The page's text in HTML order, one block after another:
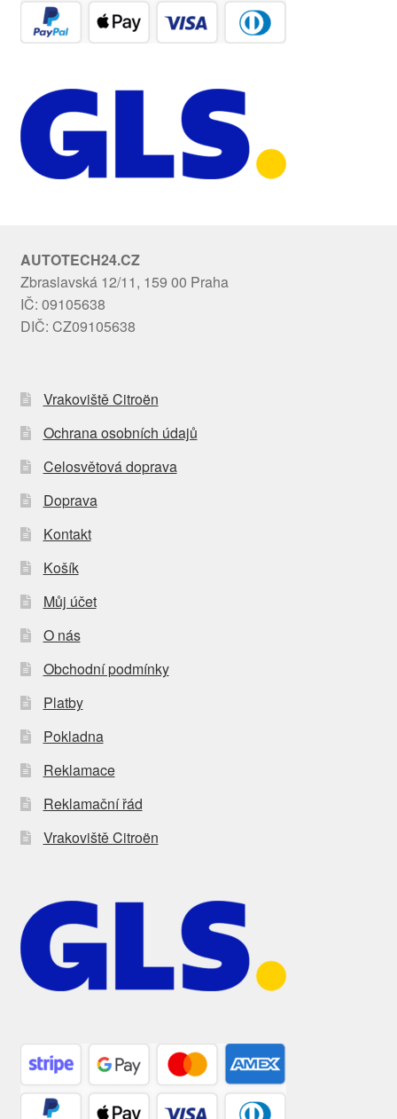
AUTOTECH24.CZ
Zbraslavská 12/11, 159 00 Praha
IČ: 09105638
DIČ: CZ09105638
Vrakoviště Citroën
Ochrana osobních údajů
Celosvětová doprava
Doprava
Kontakt
Košík
Můj účet
O nás
Obchodní podmínky
Platby
Pokladna
Reklamace
Reklamační řád
Vrakoviště Citroën